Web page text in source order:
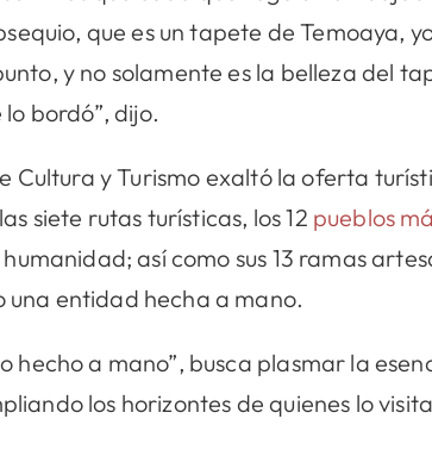
que es un tapete de Temoaya,
y no solamente es la belleza del
bordó”, dijo.
Cultura y Turismo exaltó la oferta
siete rutas turísticas, los 12 pueblos
así como sus 13 ramas
una entidad hecha a mano.
hecho a mano”, busca plasmar la
los horizontes de quienes lo